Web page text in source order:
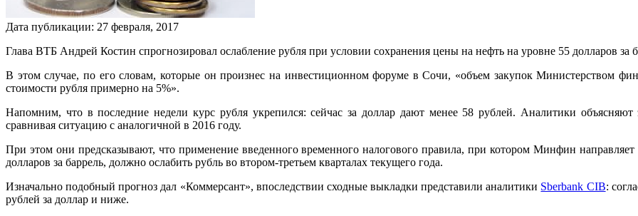
Дата публикации: 27 февраля, 2017
Глава ВТБ Андрей Костин спрогнозировал ослабление рубля при условии сохранения цены на нефть на уровне 55 долларов за
В этом случае, по его словам, которые он произнес на инвестиционном форуме в Сочи, «объем закупок Министерством
стоимости рубля примерно на 5%».
Напомним, что в последние недели курс рубля укрепился: сейчас за доллар дают менее 58 рублей. Аналитики
сравнивая ситуацию с аналогичной в 2016 году.
При этом они предсказывают, что применение введенного временного налогового правила, при котором Минфин
долларов за баррель, должно ослабить рубль во втором-третьем кварталах текущего года.
Изначально подобный прогноз дал «Коммерсант», впоследствии сходные выкладки представили аналитики Sberbank CIB:
рублей за доллар и ниже.